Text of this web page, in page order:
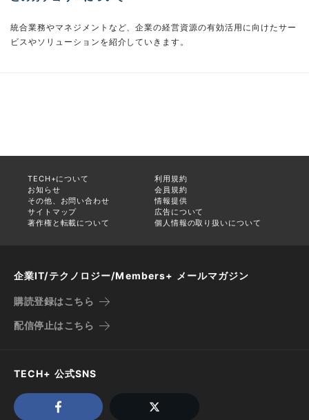
統合業務やマネジメントなど、企業の経営資源の有効活用に向けたサー
ビスやソリューションを紹介していきます。
TECH+について
利用規約
お知らせ
会員規約
その他、お問い合わせ
情報提供
サイトマップ
広告について
著作権と転載について
個人情報の取り扱いについて
企業IT/テクノロジー/Members+ メールマガジン
購読登録はこちら
配信停止はこちら
TECH+ 公式SNS